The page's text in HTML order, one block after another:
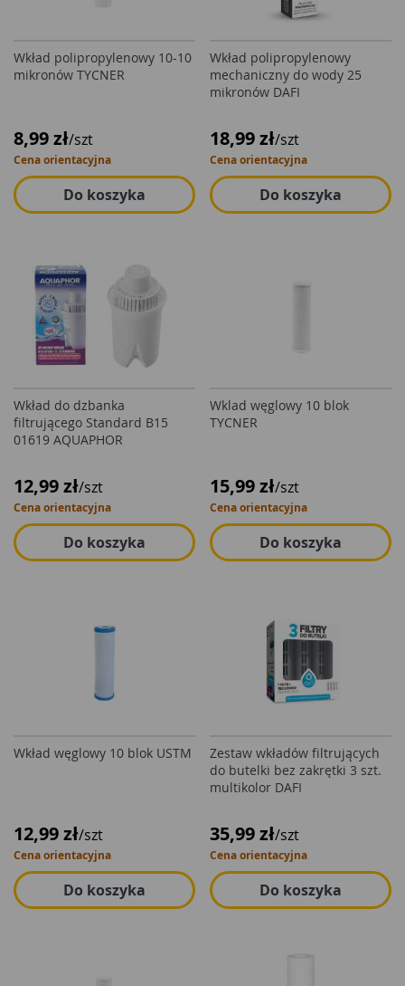
Wkład polipropylenowy 10-10
mikronów TYCNER
8,99 zł/szt
Cena orientacyjna
Do koszyka
Wkład polipropylenowy
mechaniczny do wody 25
mikronów DAFI
18,99 zł/szt
Cena orientacyjna
Do koszyka
Wkład do dzbanka
filtrującego Standard B15
01619 AQUAPHOR
12,99 zł/szt
Cena orientacyjna
Do koszyka
Wklad węglowy 10 blok
TYCNER
15,99 zł/szt
Cena orientacyjna
Do koszyka
Wkład węglowy 10 blok USTM
12,99 zł/szt
Cena orientacyjna
Do koszyka
Zestaw wkładów filtrujących
do butelki bez zakrętki 3 szt.
multikolor DAFI
35,99 zł/szt
Cena orientacyjna
Do koszyka